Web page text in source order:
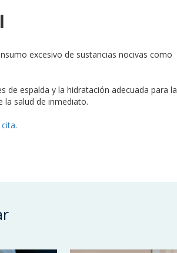
excesivo de sustancias nocivas como
espalda y la hidratación adecuada para la
salud de inmediato.
.